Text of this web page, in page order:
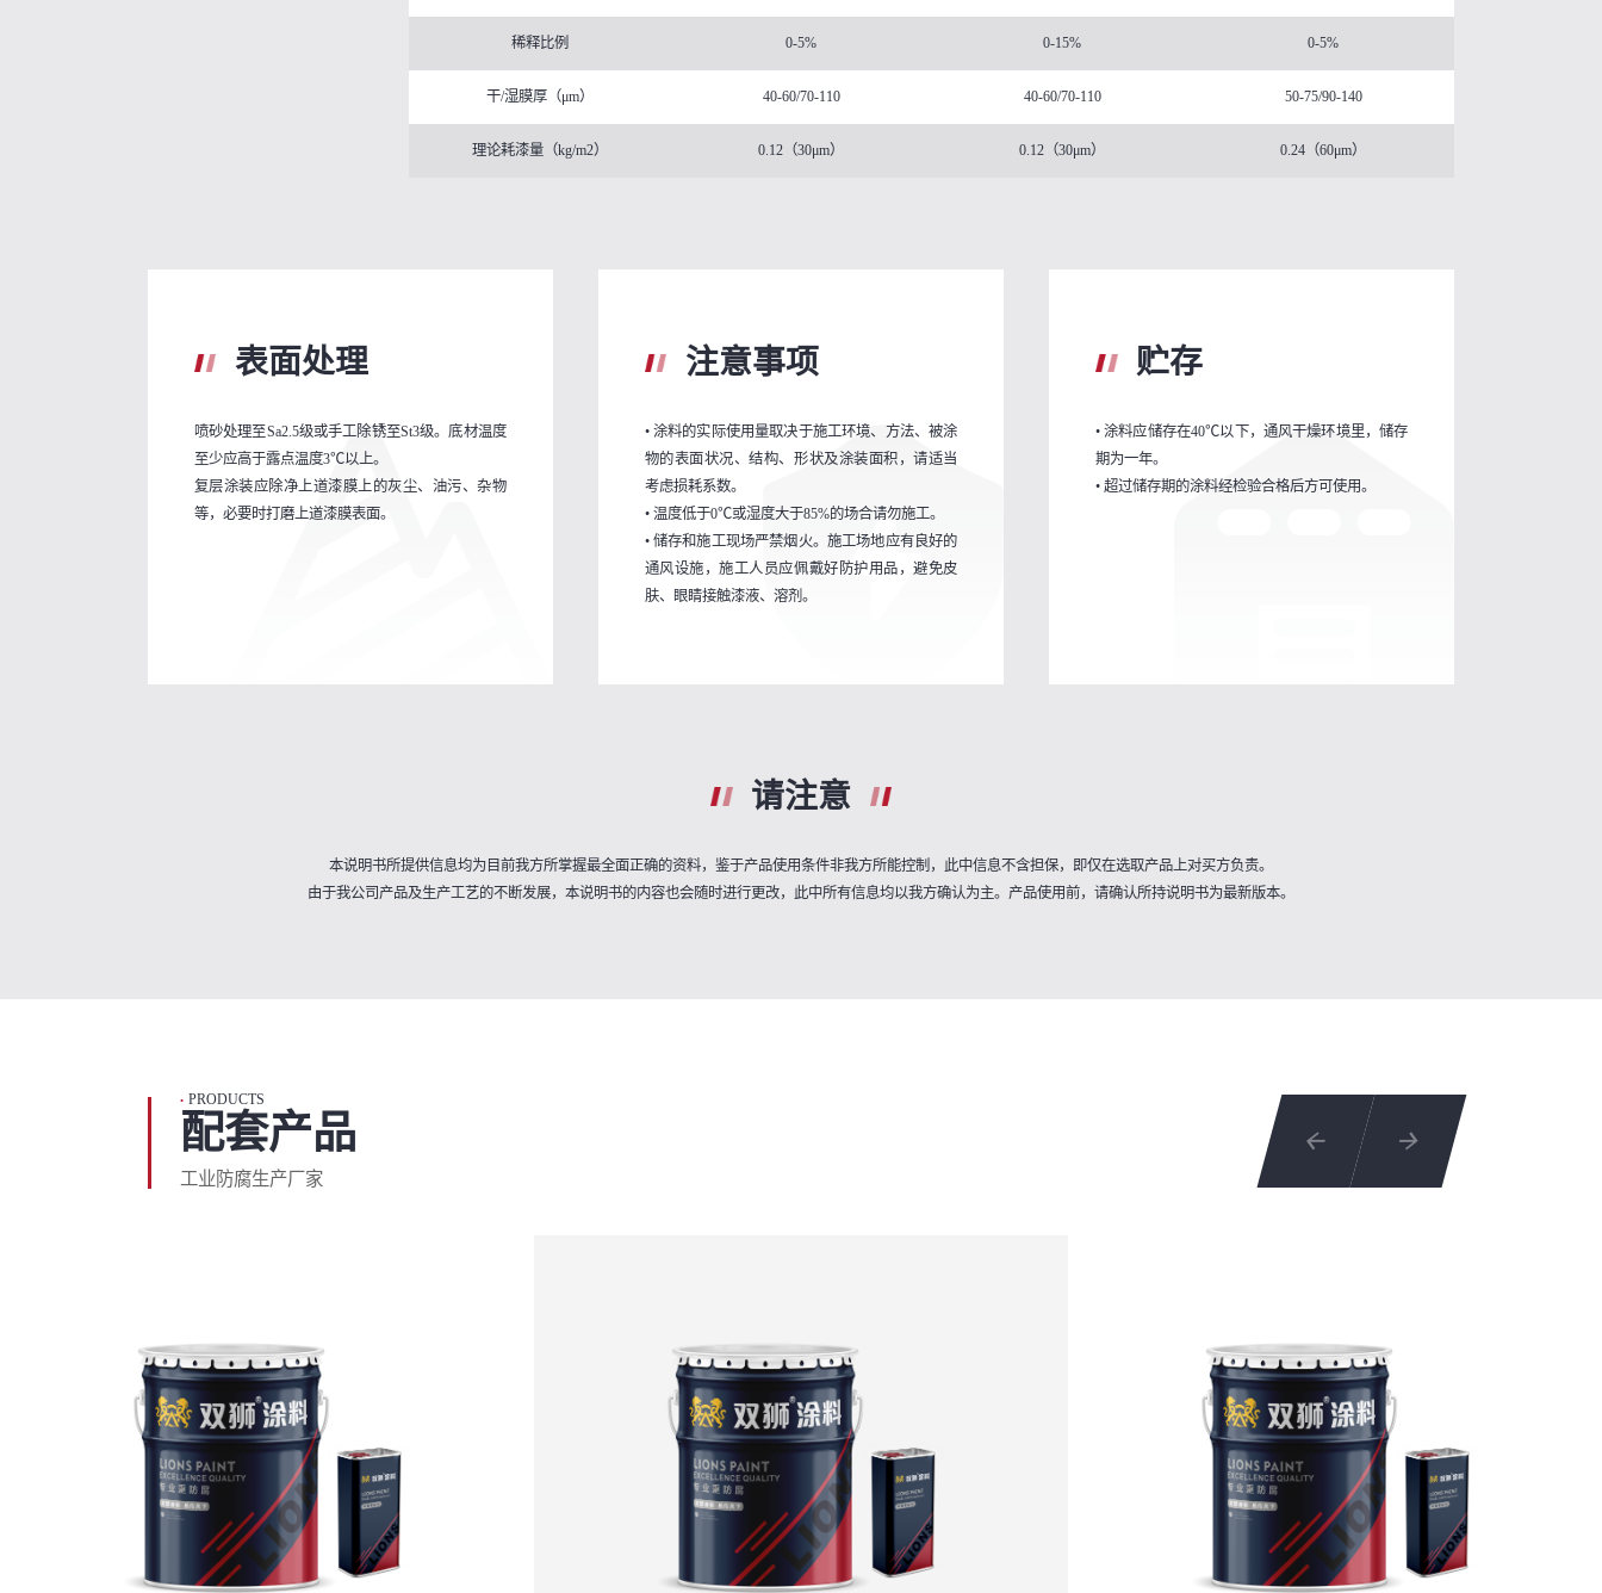
稀释比例 0-5% 0-15% 0-5%
干/湿膜厚（μm） 40-60/70-110 40-60/70-110 50-75/90-140
理论耗漆量（kg/m2） 0.12（30μm） 0.12（30μm） 0.24（60μm）
表面处理
喷砂处理至Sa2.5级或手工除锈至St3级。底材温度
至少应高于露点温度3℃以上。
复层涂装应除净上道漆膜上的灰尘、油污、杂物
等，必要时打磨上道漆膜表面。
注意事项
• 涂料的实际使用量取决于施工环境、方法、被涂
物的表面状况、结构、形状及涂装面积，请适当
考虑损耗系数。
• 温度低于0℃或湿度大于85%的场合请勿施工。
• 储存和施工现场严禁烟火。施工场地应有良好的
通风设施，施工人员应佩戴好防护用品，避免皮
肤、眼睛接触漆液、溶剂。
贮存
• 涂料应储存在40℃以下，通风干燥环境里，储存
期为一年。
• 超过储存期的涂料经检验合格后方可使用。
请注意
本说明书所提供信息均为目前我方所掌握最全面正确的资料，鉴于产品使用条件非我方所能控制，此中信息不含担保，即仅在选取产品上对买方负责。
由于我公司产品及生产工艺的不断发展，本说明书的内容也会随时进行更改，此中所有信息均以我方确认为主。产品使用前，请确认所持说明书为最新版本。
• PRODUCTS
配套产品
工业防腐生产厂家